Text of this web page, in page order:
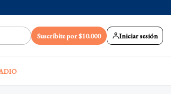
Suscribite por $10.000 Iniciar sesión